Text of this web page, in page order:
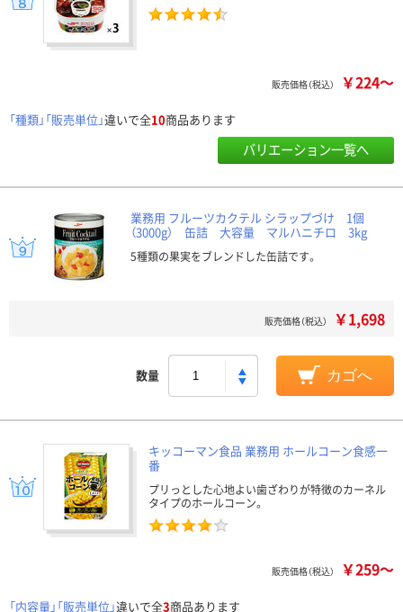
販売価格（税込） ￥224～
「種類」「販売単位」違いで全10商品あります
バリエーション一覧へ
業務用 フルーツカクテル シラップづけ 1個
（3000g） 缶詰 大容量 マルハニチロ 3kg
5種類の果実をブレンドした缶詰です。
販売価格（税込） ￥1,698
数量 カゴへ
キッコーマン食品 業務用 ホールコーン食感一
番
プリっとした心地よい歯ざわりが特徴のカーネル
タイプのホールコーン。
販売価格（税込） ￥259～
「内容量」「販売単位」違いで全3商品あります